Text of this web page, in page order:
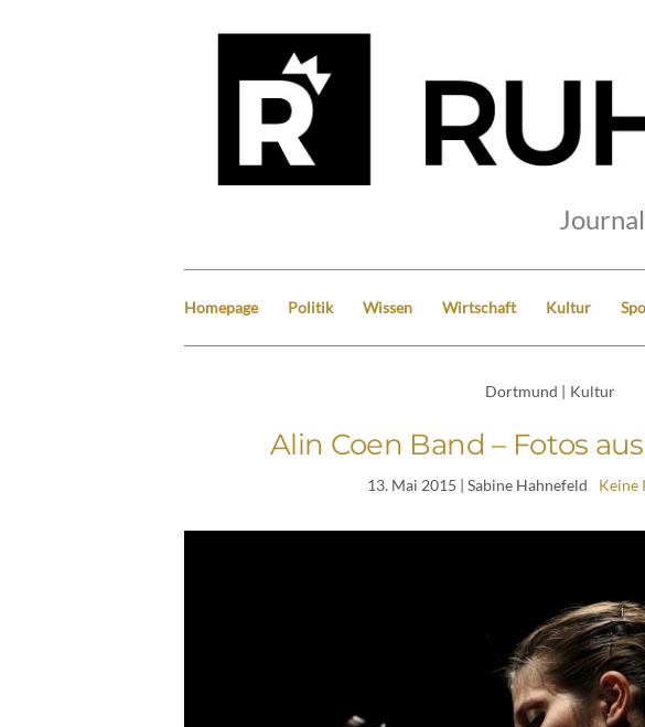
Homepage Politik Wissen Wirtschaft Kultur
Dortmund | Kultur
Alin Coen Band – Fotos
13. Mai 2015 | Sabine Hahnefeld Keine